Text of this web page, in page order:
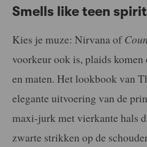
Smells like teen spirit
Kies je muze: Nirvana of
voorkeur ook is, plaids
en maten. Het lookbook van
elegante uitvoering van de
maxi-jurk met vierkante hals
zwarte strikken op de